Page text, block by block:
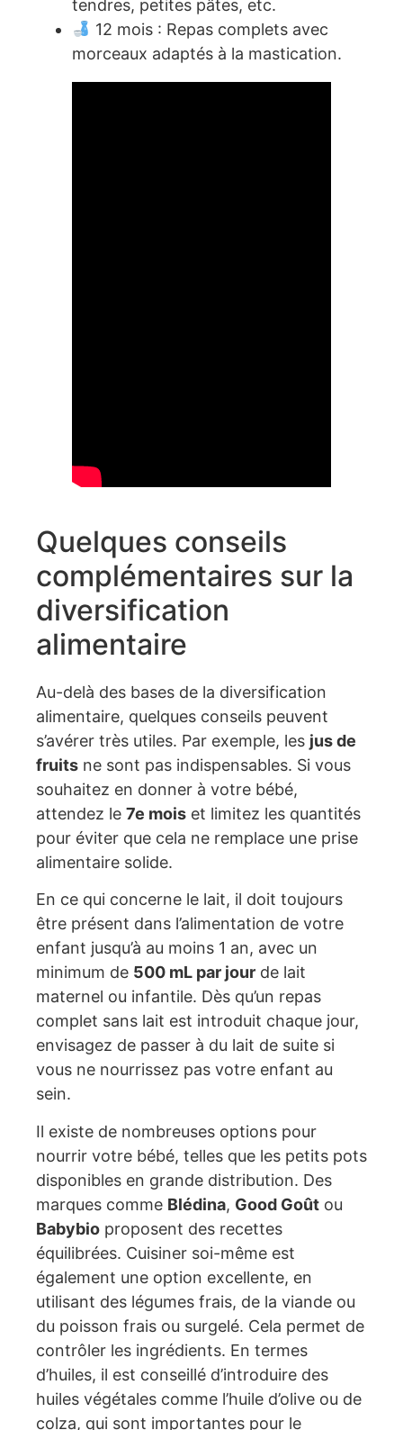
tendres, petites pâtes, etc.
12 mois : Repas complets avec
morceaux adaptés à la mastication.
Quelques conseils
complémentaires sur la
diversification
alimentaire
Au-delà des bases de la diversification
alimentaire, quelques conseils peuvent
s’avérer très utiles. Par exemple, les jus de
fruits ne sont pas indispensables. Si vous
souhaitez en donner à votre bébé,
attendez le 7e mois et limitez les quantités
pour éviter que cela ne remplace une prise
alimentaire solide.
En ce qui concerne le lait, il doit toujours
être présent dans l’alimentation de votre
enfant jusqu’à au moins 1 an, avec un
minimum de 500 mL par jour de lait
maternel ou infantile. Dès qu’un repas
complet sans lait est introduit chaque jour,
envisagez de passer à du lait de suite si
vous ne nourrissez pas votre enfant au
sein.
Il existe de nombreuses options pour
nourrir votre bébé, telles que les petits pots
disponibles en grande distribution. Des
marques comme Blédina, Good Goût ou
Babybio proposent des recettes
équilibrées. Cuisiner soi-même est
également une option excellente, en
utilisant des légumes frais, de la viande ou
du poisson frais ou surgelé. Cela permet de
contrôler les ingrédients. En termes
d’huiles, il est conseillé d’introduire des
huiles végétales comme l’huile d’olive ou de
colza, qui sont importantes pour le